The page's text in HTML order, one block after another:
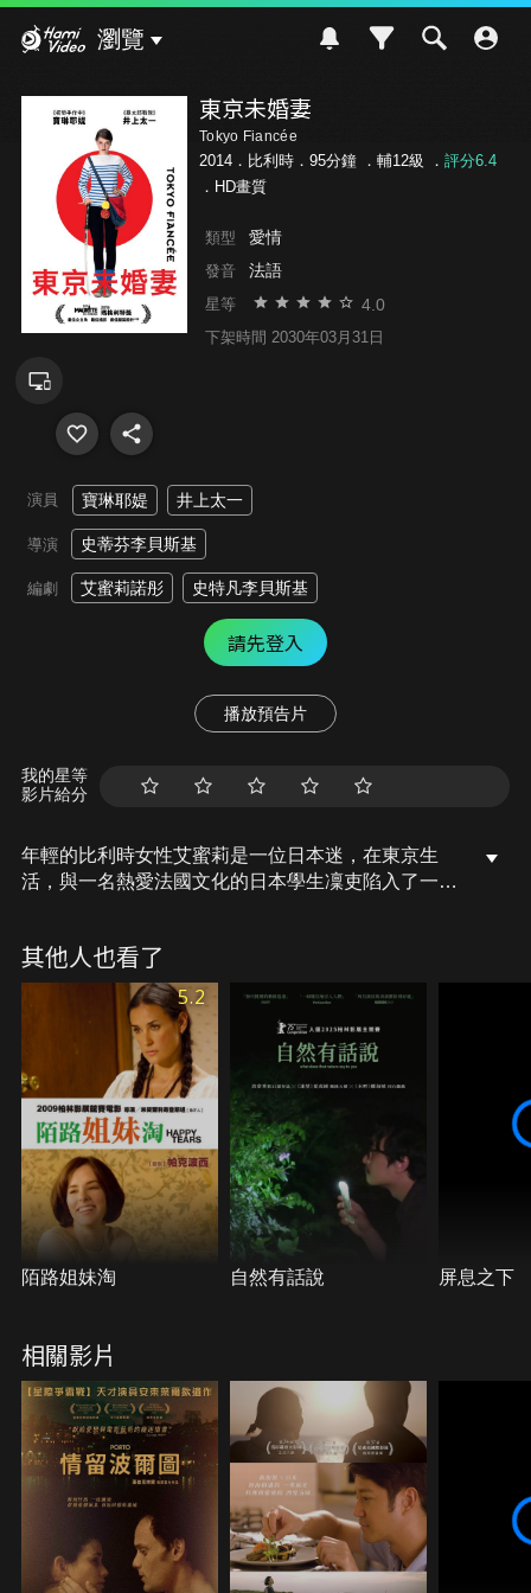
瀏覽
東京未婚妻
Tokyo Fiancée
2014．比利時．95分鐘 ． 輔12級 ． 評分6.4
．HD畫質
類型 愛情
發音 法語
星等 4.0
下架時間 2030年03月31日
演員 寶琳耶媞 井上太一
導演 史蒂芬李貝斯基
編劇 艾蜜莉諾彤 史特凡李貝斯基
請先登入
播放預告片
我的星等
影片給分
年輕的比利時女性艾蜜莉是一位日本迷，在東京生
活，與一名熱愛法國文化的日本學生凜吏陷入了一場
其他人也看了
5.2
陌路姐妹淘 自然有話說 屏息之下
相關影片